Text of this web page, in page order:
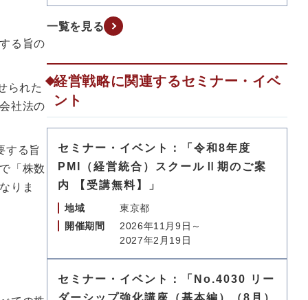
る旨の
られた
社法の
する旨
「株数
りま
一覧を見る
経営戦略に関連するセミナー・イベ
ント
セミナー・イベント：「令和8年度
PMI（経営統合）スクールⅡ期のご案
内 【受講無料】」
地域
東京都
開催期間
2026年11月9日～
2027年2月19日
セミナー・イベント：「No.4030 リー
ダーシップ強化講座（基本編）（8月）